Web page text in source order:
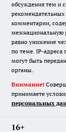
обсуждения тем и
рекомендательных
комментарии,
межнациональную
равно унижение
по теме. IP-адреса
могут быть
органы.
Внимание!
принимаете
персональных
16+